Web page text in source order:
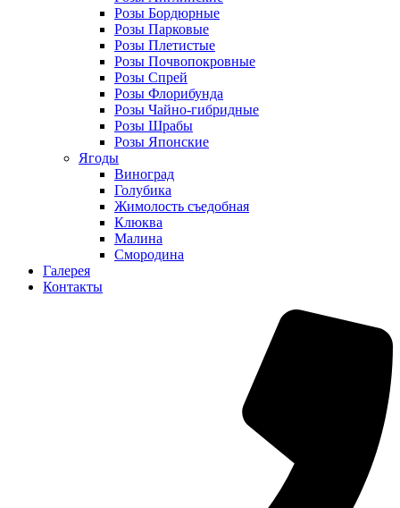
Розы Бордюрные
Розы Парковые
Розы Плетистые
Розы Почвопокровные
Розы Спрей
Розы Флорибунда
Розы Чайно-гибридные
Розы Шрабы
Розы Японские
Ягоды
Виноград
Голубика
Жимолость съедобная
Клюква
Малина
Смородина
Галерея
Контакты